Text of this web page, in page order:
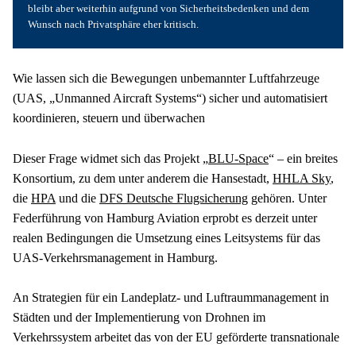
bleibt aber weiterhin aufgrund von Sicherheitsbedenken und dem
Wunsch nach Privatsphäre eher kritisch.
Wie lassen sich die Bewegungen unbemannter Luftfahrzeuge
(UAS, „Unmanned Aircraft Systems“) sicher und automatisiert
koordinieren, steuern und überwachen
Dieser Frage widmet sich das Projekt „BLU-Space“ – ein breites
Konsortium, zu dem unter anderem die Hansestadt, HHLA Sky,
die HPA und die DFS Deutsche Flugsicherung gehören. Unter
Federführung von Hamburg Aviation erprobt es derzeit unter
realen Bedingungen die Umsetzung eines Leitsystems für das
UAS-Verkehrsmanagement in Hamburg.
An Strategien für ein Landeplatz- und Luftraummanagement in
Städten und der Implementierung von Drohnen im
Verkehrssystem arbeitet das von der EU geförderte transnationale